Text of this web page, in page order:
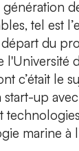
, tel est
du
c’était le
up avec
marine à